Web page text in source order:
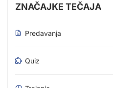
ZNAČAJKE TEČAJA
Predavanja
Quiz